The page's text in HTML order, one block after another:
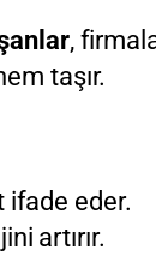
,
taşır.
ifade eder.
artırır.